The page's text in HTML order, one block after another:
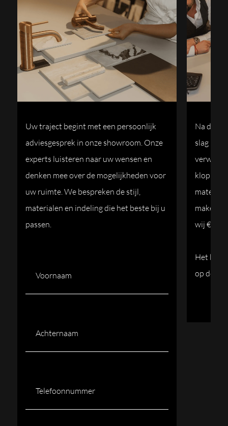
Uw traject begint met een persoonlijk
adviesgesprek in onze showroom. Onze
experts luisteren naar uw wensen en
denken mee over de mogelijkheden voor
uw ruimte. We bespreken de stijl,
materialen en indeling die het beste bij u
passen.
Na de
slag met
maken
wij €250.
Het
op de